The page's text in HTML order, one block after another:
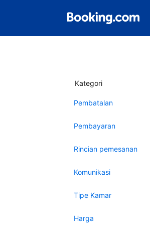
Kategori
Pembatalan
Pembayaran
Rincian pemesanan
Komunikasi
Tipe Kamar
Harga